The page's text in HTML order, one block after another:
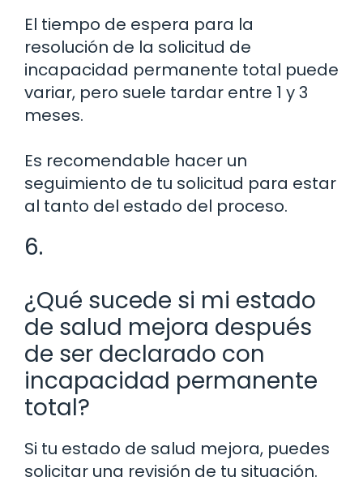
El tiempo de espera para la
resolución de la solicitud de
incapacidad permanente total puede
variar, pero suele tardar entre 1 y 3
meses.
Es recomendable hacer un
seguimiento de tu solicitud para estar
al tanto del estado del proceso.
6.
¿Qué sucede si mi estado
de salud mejora después
de ser declarado con
incapacidad permanente
total?
Si tu estado de salud mejora, puedes
solicitar una revisión de tu situación.